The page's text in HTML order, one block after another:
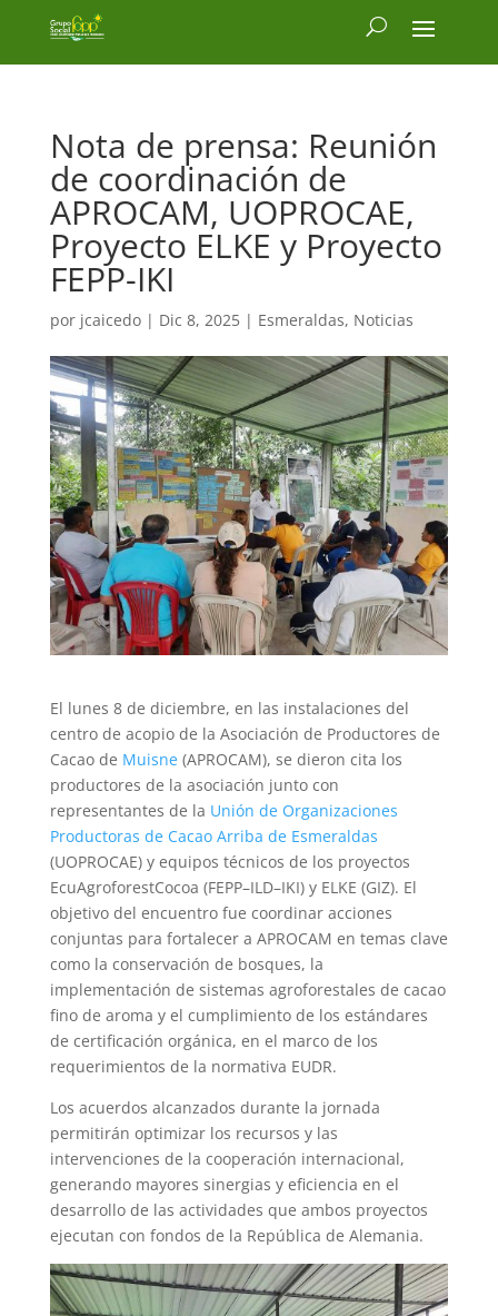
Nota de prensa: Reunión
de coordinación de
APROCAM, UOPROCAE,
Proyecto ELKE y Proyecto
FEPP-IKI
por jcaicedo| Dic 8, 2025| Esmeraldas, Noticias
El lunes 8 de diciembre, en las instalaciones del
centro de acopio de la Asociación de Productores de
Cacao de Muisne(APROCAM), se dieron cita los
productores de la asociación junto con
representantes de la Unión de Organizaciones
Productoras de Cacao Arriba de Esmeraldas
(UOPROCAE) y equipos técnicos de los proyectos
EcuAgroforestCocoa (FEPP–ILD–IKI) y ELKE (GIZ). El
objetivo del encuentro fue coordinar acciones
conjuntas para fortalecer a APROCAM en temas clave
como la conservación de bosques, la
implementación de sistemas agroforestales de cacao
fino de aroma y el cumplimiento de los estándares
de certificación orgánica, en el marco de los
requerimientos de la normativa EUDR.
Los acuerdos alcanzados durante la jornada
permitirán optimizar los recursos y las
intervenciones de la cooperación internacional,
generando mayores sinergias y eficiencia en el
desarrollo de las actividades que ambos proyectos
ejecutan con fondos de la República de Alemania.